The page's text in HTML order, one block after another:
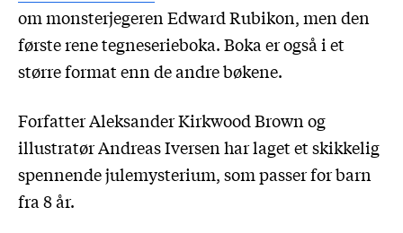
om monsterjegeren Edward Rubikon, men den
første rene tegneserieboka. Boka er også i et
større format enn de andre bøkene.
Forfatter Aleksander Kirkwood Brown og
illustratør Andreas Iversen har laget et skikkelig
spennende julemysterium, som passer for barn
fra 8 år.